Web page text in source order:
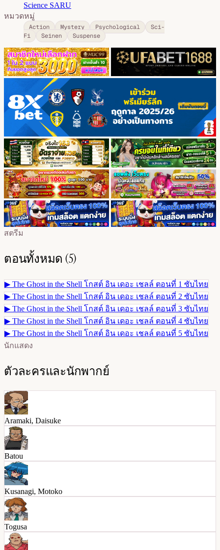
Science SARU
หมวดหมู่
Action Mystery Psychological
Sci-
Fi
Seinen Suspense
สตรีม
ตอนทั้งหมด (5)
▶ The Ghost in the Shell โกสต์ อิน เดอะ เชลล์ ตอนที่ 1 ซับไทย
▶ The Ghost in the Shell โกสต์ อิน เดอะ เชลล์ ตอนที่ 2 ซับไทย
▶ The Ghost in the Shell โกสต์ อิน เดอะ เชลล์ ตอนที่ 3 ซับไทย
▶ The Ghost in the Shell โกสต์ อิน เดอะ เชลล์ ตอนที่ 4 ซับไทย
▶ The Ghost in the Shell โกสต์ อิน เดอะ เชลล์ ตอนที่ 5 ซับไทย
นักแสดง
ตัวละครและนักพากย์
Aramaki, Daisuke
Batou
Kusanagi, Motoko
Togusa